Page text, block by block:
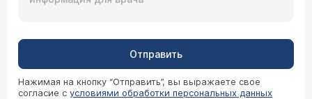
Отправить
Нажимая на кнопку “Отправить”, вы выражаете свое
согласие с условиями обработки персональных данных